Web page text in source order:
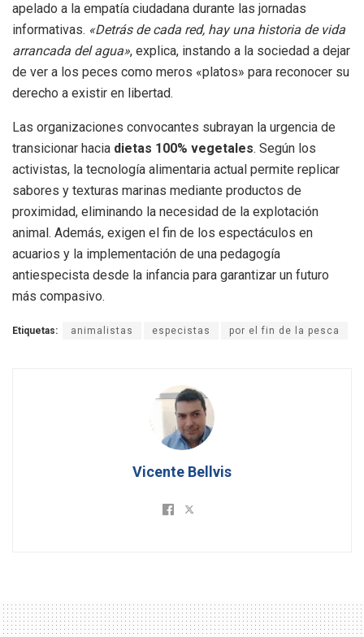
apelado a la empatía ciudadana durante las jornadas
informativas. «Detrás de cada red, hay una historia de vida
arrancada del agua», explica, instando a la sociedad a dejar
de ver a los peces como meros «platos» para reconocer su
derecho a existir en libertad.
Las organizaciones convocantes subrayan la urgencia de
transicionar hacia dietas 100% vegetales. Según los
activistas, la tecnología alimentaria actual permite replicar
sabores y texturas marinas mediante productos de
proximidad, eliminando la necesidad de la explotación
animal. Además, exigen el fin de los espectáculos en
acuarios y la implementación de una pedagogía
antiespecista desde la infancia para garantizar un futuro
más compasivo.
Etiquetas: animalistas especistas por el fin de la pesca
Vicente Bellvis